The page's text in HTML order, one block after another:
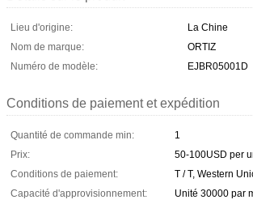
Lieu d'origine:
La Chine
Nom de marque:
ORTIZ
Numéro de modèle:
EJBR05001D
Conditions de paiement et expédition
Quantité de commande min:
1
Prix:
50-100USD per
Conditions de paiement:
T / T, Western
Capacité d'approvisionnement:
Unité 30000 par